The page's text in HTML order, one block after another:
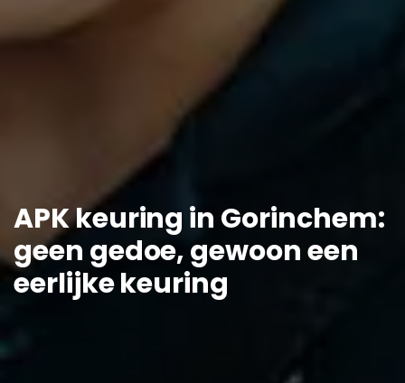
APK keuring in Gorinchem:
geen gedoe, gewoon een
eerlijke keuring